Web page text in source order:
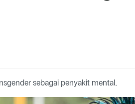
sebagai penyakit mental.